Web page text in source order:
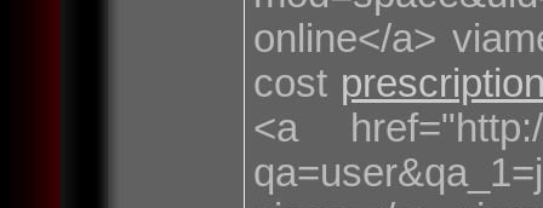
online</a>
cost
<a href="http://